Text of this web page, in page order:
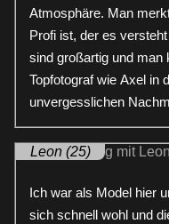
Atmosphäre. Man
Profi ist, der es
sind großartig und man
Topfotograf wie Axel in
unvergesslichen
Leon (25)
Ich war als Model hier
sich schnell wohl und